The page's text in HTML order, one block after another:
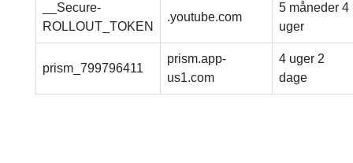
__Secure-
ROLLOUT_TOKEN
.youtube.com
5 måneder 4
uger
prism_799796411
prism.app-
us1.com
4 uger 2
dage